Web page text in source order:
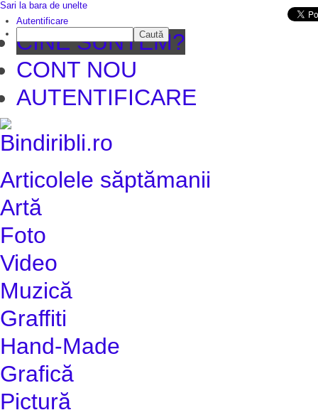
CINE SUNTEM?
CONT NOU
AUTENTIFICARE
Articolele săptămanii
Artă
Foto
Video
Muzică
Graffiti
Hand-Made
Grafică
Pictură
Sari la bara de unelte
Autentificare
Caută